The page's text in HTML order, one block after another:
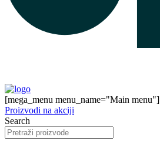
[mega_menu menu_name="Main menu"]
Proizvodi na akciji
Search